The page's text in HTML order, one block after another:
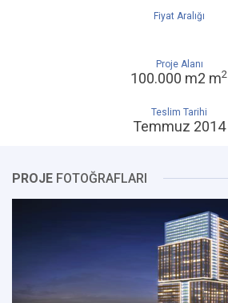
Fiyat Aralığı
Proje Alanı
100.000 m2 m2
Teslim Tarihi
Temmuz 2014
PROJE FOTOĞRAFLARI